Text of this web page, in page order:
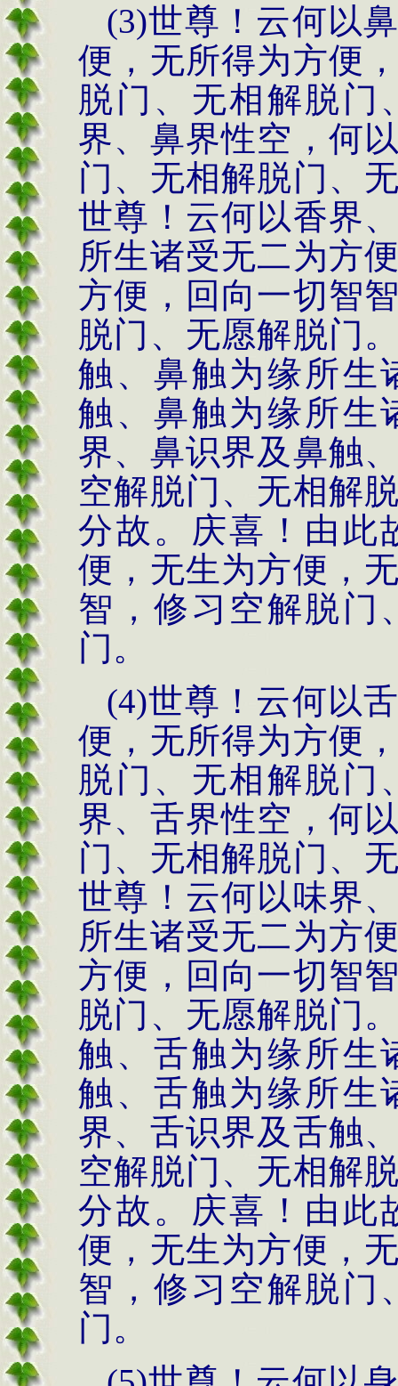
(3)世尊！云何以
便，无所得为方便
脱门、无相解脱门
界、鼻界性空，何
门、无相解脱门、
世尊！云何以香界
所生诸受无二为方
方便，回向一切智
脱门、无愿解脱门
触、鼻触为缘所生
触、鼻触为缘所生
界、鼻识界及鼻触
空解脱门、无相解
分故。庆喜！由此
便，无生为方便，
智，修习空解脱门
门。
(4)世尊！云何以
便，无所得为方便
脱门、无相解脱门
界、舌界性空，何
门、无相解脱门、
世尊！云何以味界
所生诸受无二为方
方便，回向一切智
脱门、无愿解脱门
触、舌触为缘所生
触、舌触为缘所生
界、舌识界及舌触
空解脱门、无相解
分故。庆喜！由此
便，无生为方便，
智，修习空解脱门
门。